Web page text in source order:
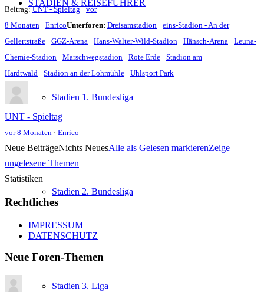
STADIEN & REISEFÜHRER
Stadien 1. Bundesliga
Stadien 2. Bundesliga
Stadien 3. Liga
Beitrag:UNT - Spieltag·vor
8 Monaten · EnricoUnterforen: Dreisamstadion · eins-Stadion - An der
Gellertstraße · GGZ-Arena · Hans-Walter-Wild-Stadion · Hänsch-Arena · Leuna-
Chemie-Stadion · Marschwegstadion · Rote Erde · Stadion am
Hardtwald · Stadion an der Lohmühle · Uhlsport Park
UNT - Spieltag
vor 8 Monaten · Enrico
Neue BeiträgeNichts NeuesAlle als Gelesen markierenZeige
ungelesene Themen
Statistiken
Rechtliches
IMPRESSUM
DATENSCHUTZ
Neue Foren-Themen